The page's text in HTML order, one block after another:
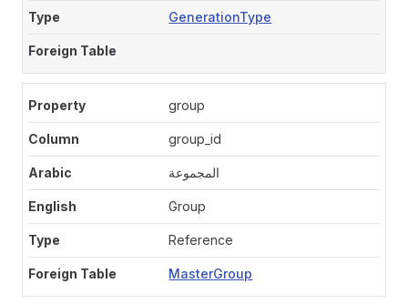
GenerationType
group
group_id
المجموعة
Group
Reference
MasterGroup